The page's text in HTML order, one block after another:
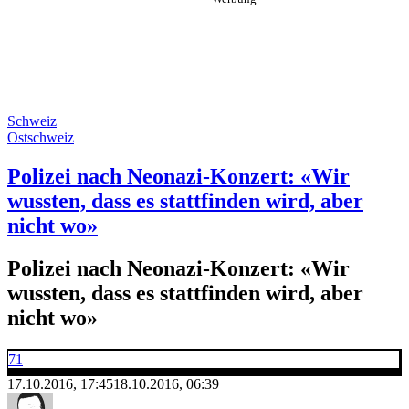
Schweiz
Ostschweiz
Polizei nach Neonazi-Konzert: «Wir
wussten, dass es stattfinden wird, aber
nicht wo»
Polizei nach Neonazi-Konzert: «Wir
wussten, dass es stattfinden wird, aber
nicht wo»
71
17.10.2016, 17:4518.10.2016, 06:39